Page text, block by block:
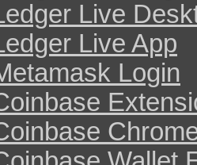
Live
Live App
Login